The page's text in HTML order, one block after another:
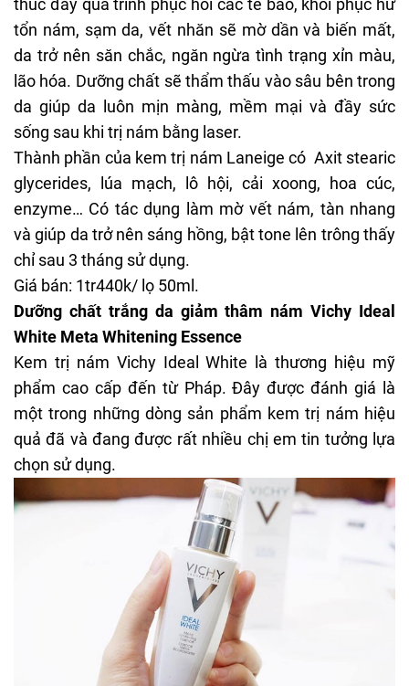
tổn nám, sạm da, vết nhăn sẽ mờ dần và biến mất,
da trở nên săn chắc, ngăn ngừa tình trạng xỉn màu,
lão hóa. Dưỡng chất sẽ thẩm thấu vào sâu bên trong
da giúp da luôn mịn màng, mềm mại và đầy sức
sống sau khi trị nám bằng laser.
Thành phần của kem trị nám Laneige có Axit stearic
glycerides, lúa mạch, lô hội, cải xoong, hoa cúc,
enzyme… Có tác dụng làm mờ vết nám, tàn nhang
và giúp da trở nên sáng hồng, bật tone lên trông thấy
chỉ sau 3 tháng sử dụng.
Giá bán: 1tr440k/ lọ 50ml.
Dưỡng chất trắng da giảm thâm nám Vichy Ideal
White Meta Whitening Essence
Kem trị nám Vichy Ideal White là thương hiệu mỹ
phẩm cao cấp đến từ Pháp. Đây được đánh giá là
một trong những dòng sản phẩm kem trị nám hiệu
quả đã và đang được rất nhiều chị em tin tưởng lựa
chọn sử dụng.